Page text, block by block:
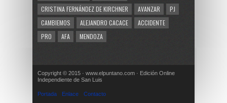
CRISTINA FERNÁNDEZ DE KIRCHNER
AVANZAR
PJ
CAMBIEMOS
ALEJANDRO CACACE
ACCIDENTE
PRO
AFA MENDOZA
Copyright © 2015 · www.elpuntano.com · Edición Online
Independiente de San Luis
Portada Enlace Contacto